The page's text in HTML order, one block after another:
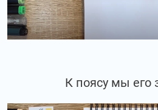
К поясу мы его